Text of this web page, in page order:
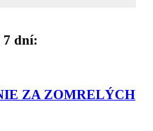
7 dní:
ZA ZOMRELÝCH